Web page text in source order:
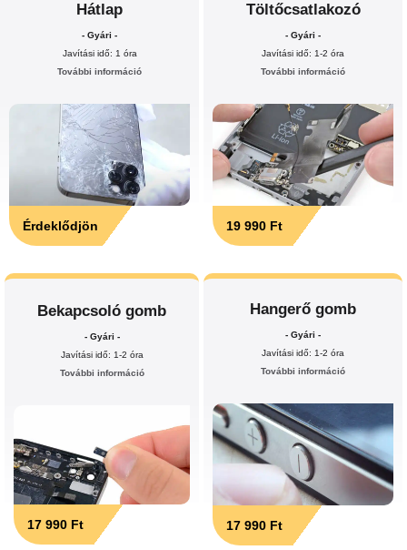
Hátlap
- Gyári -
Javítási idő: 1 óra
További információ
Érdeklődjön
Töltőcsatlakozó
- Gyári -
Javítási idő: 1-2 óra
További információ
19 990 Ft
Bekapcsoló gomb
- Gyári -
Javítási idő: 1-2 óra
További információ
17 990 Ft
Hangerő gomb
- Gyári -
Javítási idő: 1-2 óra
További információ
17 990 Ft